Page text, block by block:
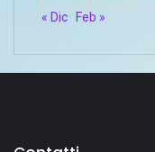
« Dic
Feb »